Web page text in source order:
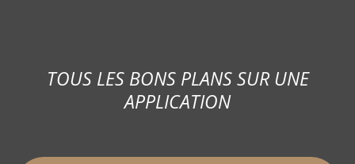
TOUS LES BONS PLANS SUR UNE
APPLICATION